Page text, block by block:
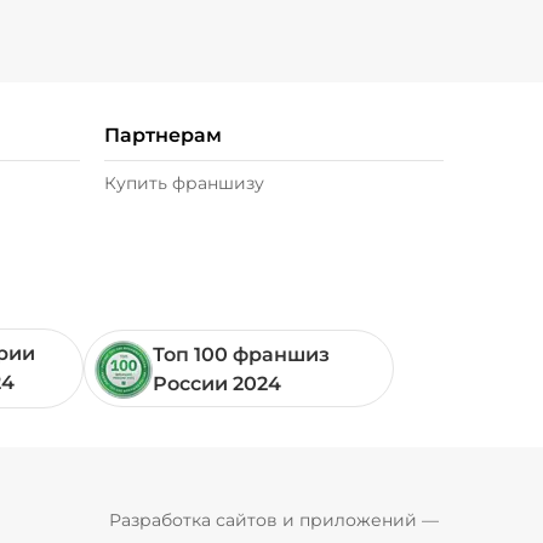
Партнерам
Купить франшизу
Топ 100 франшиз
России 2024
Разработка сайтов и приложений —